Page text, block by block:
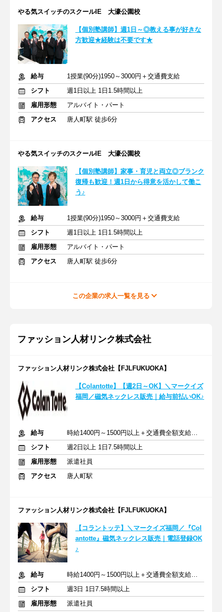
やる気スイッチのスクールIE 大濠公園校
【個別塾講師】週1日～◎教える事が好きな
方歓迎★経験は不要です★
給与
1授業(90分)1950～3000円＋交通費支給
シフト
週1日以上 1日1.5時間以上
雇用形態
アルバイト・パート
アクセス
唐人町駅 徒歩6分
やる気スイッチのスクールIE 大濠公園校
【個別塾講師】家事・育児と両立◎ブランク
復帰も歓迎！週1日から得意を活かして働こ
う♪
給与
1授業(90分)1950～3000円＋交通費支給
シフト
週1日以上 1日1.5時間以上
雇用形態
アルバイト・パート
アクセス
唐人町駅 徒歩6分
この企業の求人一覧を見る
ファッション人材リンク株式会社
ファッション人材リンク株式会社【FJLFUKUOKA】
【Colantotte】【週2日～OK】＼マークイズ
福岡／磁気ネックレス販売｜給与前払いOK♪
給与
時給1400円～1500円以上＋交通費全額支給あり
シフト
週2日以上 1日7.5時間以上
雇用形態
派遣社員
アクセス
唐人町駅
ファッション人材リンク株式会社【FJLFUKUOKA】
【コラントッテ】＼マークイズ福岡／『Col
antotte』磁気ネックレス販売｜電話登録OK
♪
給与
時給1400円～1500円以上＋交通費全額支給あり
シフト
週3日 1日7.5時間以上
雇用形態
派遣社員